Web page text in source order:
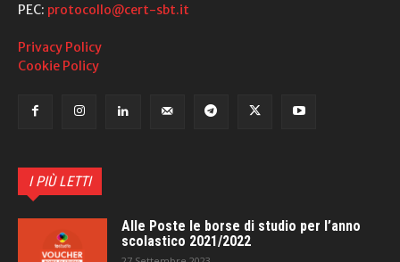
PEC: protocollo@cert-sbt.it
Privacy Policy
Cookie Policy
I PIÙ LETTI
Alle Poste le borse di studio per l’anno
scolastico 2021/2022